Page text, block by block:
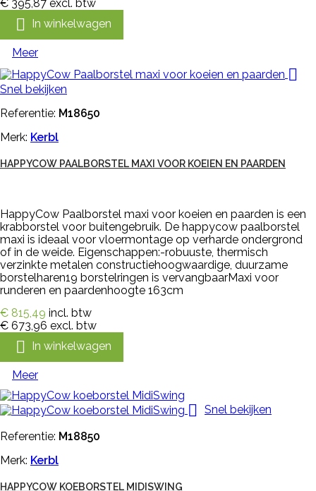
€ 395,87 excl. btw
 In winkelwagen
Meer

Snel bekijken
Referentie: M18650
Merk: Kerbl
HAPPYCOW PAALBORSTEL MAXI VOOR KOEIEN EN PAARDEN
HappyCow Paalborstel maxi voor koeien en paarden is een
krabborstel voor buitengebruik. De happycow paalborstel
maxi is ideaal voor vloermontage op verharde ondergrond
of in de weide. Eigenschappen:-robuuste, thermisch
verzinkte metalen constructiehoogwaardige, duurzame
borstelharen19 borstelringen is vervangbaarMaxi voor
runderen en paardenhoogte 163cm
€ 815,49 incl. btw
€ 673,96 excl. btw
 In winkelwagen
Meer
 Snel bekijken
Referentie: M18850
Merk: Kerbl
HAPPYCOW KOEBORSTEL MIDISWING